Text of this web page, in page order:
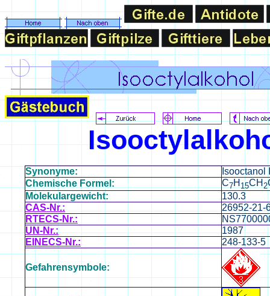
Synonyme:
Chemische Formel:
C7H 15CH 2
Molekulargewicht:
130.3
CAS-Nr.:
26952-21-
RTECS-Nr.:
UN-Nr.:
1987
EINECS-Nr.:
248-133-5
Gefahrensymbole: